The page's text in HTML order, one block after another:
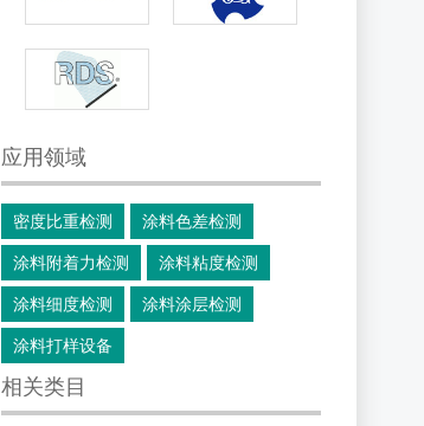
应用领域
密度比重检测 涂料色差检测
涂料附着力检测 涂料粘度检测
涂料细度检测 涂料涂层检测
涂料打样设备
相关类目